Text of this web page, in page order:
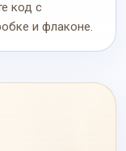
код с
и флаконе.